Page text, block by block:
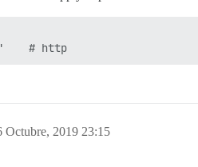
Octubre, 2019 23:15